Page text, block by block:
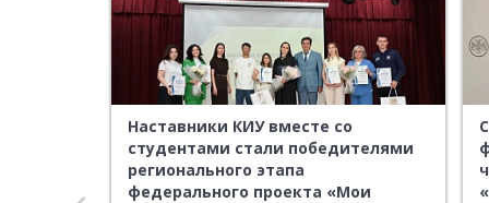
Наставники КИУ вместе со
студентами стали победителями
регионального этапа
федерального проекта «Мои